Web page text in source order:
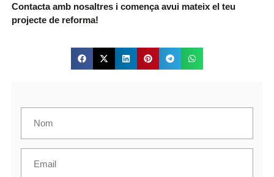
Contacta amb nosaltres i comença avui mateix el teu
projecte de reforma!